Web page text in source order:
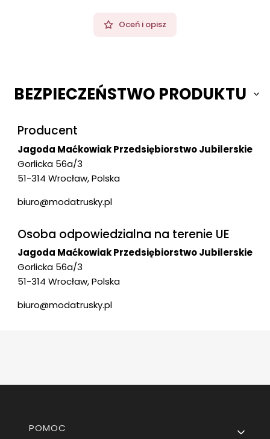
Oceń i opisz
BEZPIECZEŃSTWO PRODUKTU
Producent
Jagoda Maćkowiak Przedsiębiorstwo Jubilerskie
Gorlicka 56a/3
51-314 Wrocław, Polska
biuro@modatrusky.pl
Osoba odpowiedzialna na terenie UE
Jagoda Maćkowiak Przedsiębiorstwo Jubilerskie
Gorlicka 56a/3
51-314 Wrocław, Polska
biuro@modatrusky.pl
Linki w stopce
POMOC